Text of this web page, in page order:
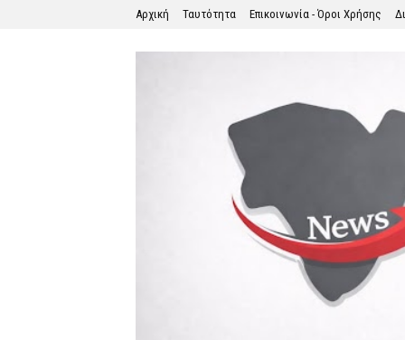
Αρχική Ταυτότητα Επικοινωνία - Όροι Χρήσης